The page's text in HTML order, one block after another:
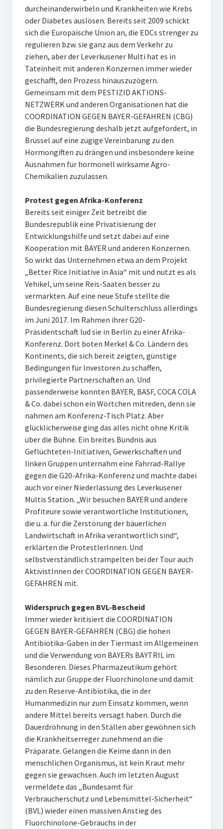
durcheinanderwirbeln und Krankheiten wie Krebs
oder Diabetes auslösen. Bereits seit 2009 schickt
sich die Europäische Union an, die EDCs strenger zu
regulieren bzw. sie ganz aus dem Verkehr zu
ziehen, aber der Leverkusener Multi hat es in
Tateinheit mit anderen Konzernen immer wieder
geschafft, den Prozess hinauszuzögern.
Gemeinsam mit dem PESTIZID AKTIONS-
NETZWERK und anderen Organisationen hat die
COORDINATION GEGEN BAYER-GEFAHREN (CBG)
die Bundesregierung deshalb jetzt aufgefordert, in
Brüssel auf eine zügige Vereinbarung zu den
Hormongiften zu drängen und insbesondere keine
Ausnahmen für hormonell wirksame Agro-
Chemikalien zuzulassen.
Protest gegen Afrika-Konferenz
Bereits seit einiger Zeit betreibt die
Bundesrepublik eine Privatisierung der
Entwicklungshilfe und setzt dabei auf eine
Kooperation mit BAYER und anderen Konzernen.
So wirkt das Unternehmen etwa an dem Projekt
„Better Rice Initiative in Asia“ mit und nutzt es als
Vehikel, um seine Reis-Saaten besser zu
vermarkten. Auf eine neue Stufe stellte die
Bundesregierung diesen Schulterschluss allerdings
im Juni 2017. Im Rahmen ihrer G20-
Präsidentschaft lud sie in Berlin zu einer Afrika-
Konferenz. Dort boten Merkel & Co. Ländern des
Kontinents, die sich bereit zeigten, günstige
Bedingungen für Investoren zu schaffen,
privilegierte Partnerschaften an. Und
passenderweise konnten BAYER, BASF, COCA COLA
& Co. dabei schon ein Wörtchen mitreden, denn sie
nahmen am Konferenz-Tisch Platz. Aber
glücklicherweise ging das alles nicht ohne Kritik
über die Bühne. Ein breites Bündnis aus
Geflüchteten-Initiativen, Gewerkschaften und
linken Gruppen unternahm eine Fahrrad-Rallye
gegen die G20-Afrika-Konferenz und machte dabei
auch vor einer Niederlassung des Leverkusener
Multis Station. „Wir besuchen BAYER und andere
Profiteure sowie verantwortliche Institutionen,
die u. a. für die Zerstörung der bäuerlichen
Landwirtschaft in Afrika verantwortlich sind“,
erklärten die ProtestlerInnen. Und
selbstverständlich strampelten bei der Tour auch
AktivistInnen der COORDINATION GEGEN BAYER-
GEFAHREN mit.
Widerspruch gegen BVL-Bescheid
Immer wieder kritisiert die COORDINATION
GEGEN BAYER-GEFAHREN (CBG) die hohen
Antibiotika-Gaben in der Tiermast im Allgemeinen
und die Verwendung von BAYERs BAYTRIL im
Besonderen. Dieses Pharmazeutikum gehört
nämlich zur Gruppe der Fluorchinolone und damit
zu den Reserve-Antibiotika, die in der
Humanmedizin nur zum Einsatz kommen, wenn
andere Mittel bereits versagt haben. Durch die
Dauerdröhnung in den Ställen aber gewöhnen sich
die Krankheitserreger zunehmend an die
Präparate. Gelangen die Keime dann in den
menschlichen Organismus, ist kein Kraut mehr
gegen sie gewachsen. Auch im letzten August
vermeldete das „Bundesamt für
Verbraucherschutz und Lebensmittel-Sicherheit“
(BVL) wieder einen massiven Anstieg des
Fluorchinolone-Gebrauchs in der